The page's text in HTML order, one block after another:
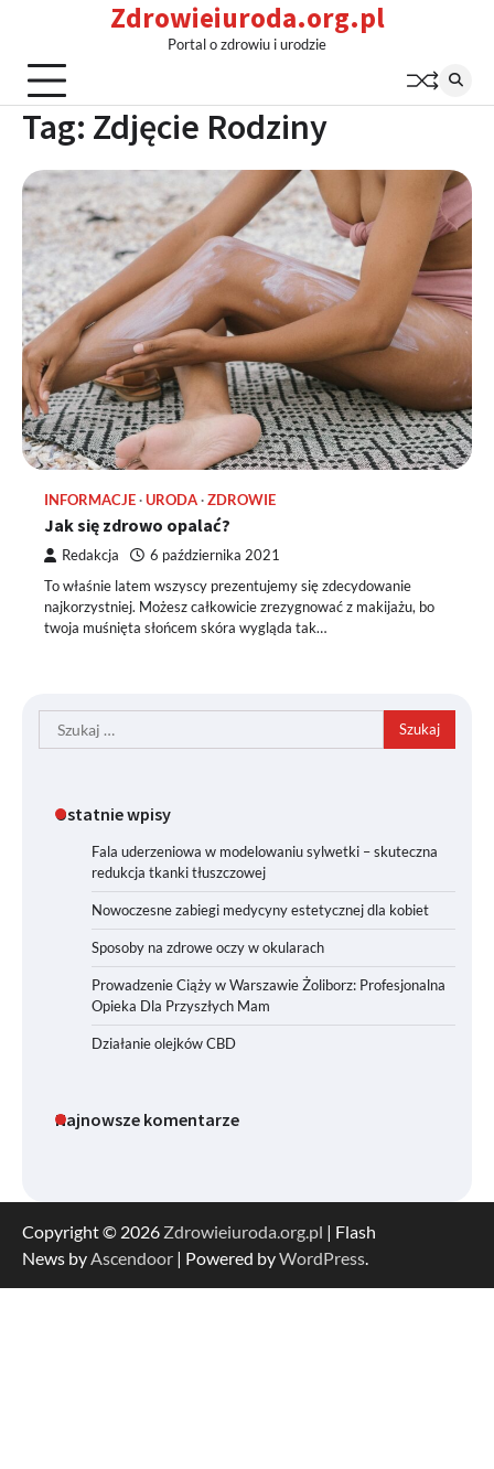
content
Zdrowieiuroda.org.pl
Portal o zdrowiu i urodzie
Tag: Zdjęcie Rodziny
INFORMACJE URODA ZDROWIE
Jak się zdrowo opalać?
Redakcja 6 października 2021
To właśnie latem wszyscy prezentujemy się zdecydowanie
najkorzystniej. Możesz całkowicie zrezygnować z makijażu, bo
twoja muśnięta słońcem skóra wygląda tak…
Szukaj:
Ostatnie wpisy
Fala uderzeniowa w modelowaniu sylwetki – skuteczna
redukcja tkanki tłuszczowej
Nowoczesne zabiegi medycyny estetycznej dla kobiet
Sposoby na zdrowe oczy w okularach
Prowadzenie Ciąży w Warszawie Żoliborz: Profesjonalna
Opieka Dla Przyszłych Mam
Działanie olejków CBD
Najnowsze komentarze
Copyright © 2026 Zdrowieiuroda.org.pl | Flash
News byAscendoor | Powered byWordPress.